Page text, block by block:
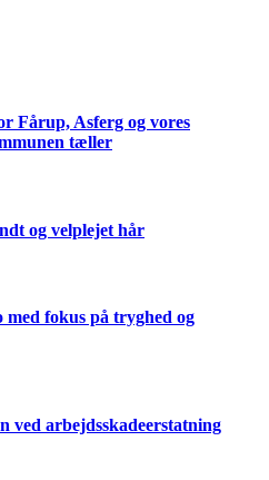
Fårup, Asferg og vores
tæller
og velplejet hår
fokus på tryghed og
ved arbejdsskadeerstatning